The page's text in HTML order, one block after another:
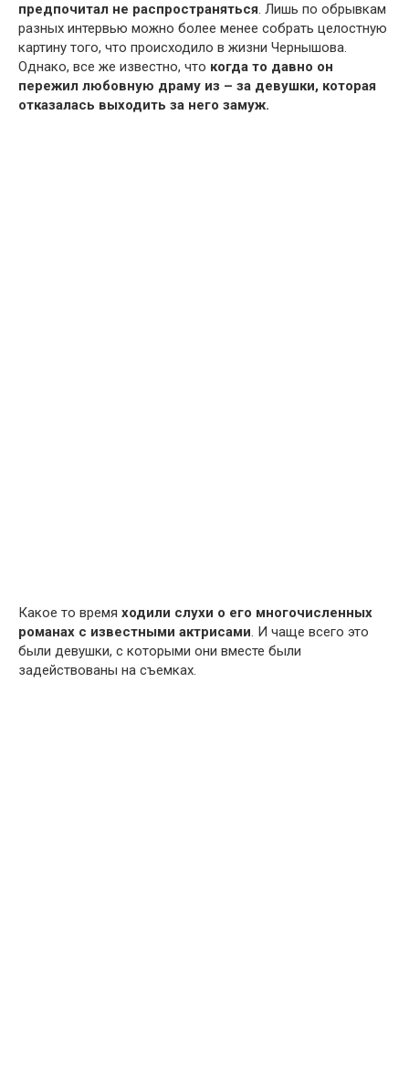
предпочитал не распространяться. Лишь по обрывкам
разных интервью можно более менее собрать целостную
картину того, что происходило в жизни Чернышова.
Однако, все же известно, что когда то давно он
пережил любовную драму из – за девушки, которая
отказалась выходить за него замуж.
Какое то время ходили слухи о его многочисленных
романах с известными актрисами. И чаще всего это
были девушки, с которыми они вместе были
задействованы на съемках.